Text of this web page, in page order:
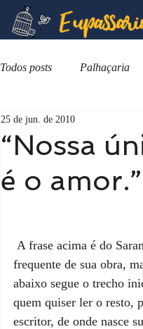
Todos posts Palhaçaria
“Nossa
é o amor.”
25 de jun. de 2010
frequente de sua obra,
abaixo segue o trecho
quem quiser ler o resto,
escritor, de onde nasce